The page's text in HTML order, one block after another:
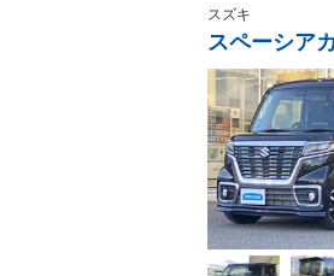
スズキ
スペーシア